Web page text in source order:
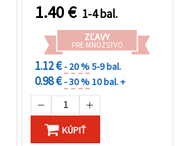
1.40€ 1-4 bal.
ZĽAVY
PRE MNOŽSTVO
1.12 €- 20 %5-9 bal.
0.98 €- 30 %10 bal. +
KÚPIŤ